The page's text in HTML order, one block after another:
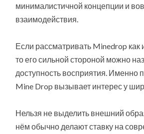
минималистичной концепции и
взаимодействия.
Если рассматривать Minedrop как
то его сильной стороной можно
доступность восприятия. Именно
Mine Drop вызывает интерес у
Нельзя не выделить внешний
нём обычно делают ставку на